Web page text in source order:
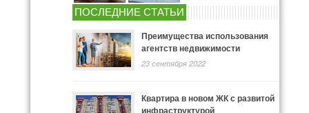
ПОСЛЕДНИЕ СТАТЬИ
Преимущества использования
агентств недвижимости
23 сентября 2022
Квартира в новом ЖК с развитой